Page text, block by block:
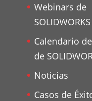
Webinars de
SOLIDWORKS
Calendario
de
Noticias
Casos de